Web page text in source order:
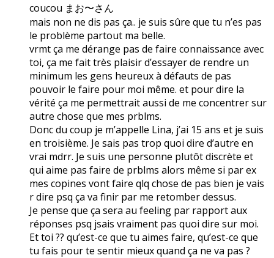
coucou まお〜さん
mais non ne dis pas ça.. je suis sûre que tu n’es pas
le problème partout ma belle.
vrmt ça me dérange pas de faire connaissance avec
toi, ça me fait très plaisir d’essayer de rendre un
minimum les gens heureux à défauts de pas
pouvoir le faire pour moi même. et pour dire la
vérité ça me permettrait aussi de me concentrer sur
autre chose que mes prblms.
Donc du coup je m’appelle Lina, j’ai 15 ans et je suis
en troisième. Je sais pas trop quoi dire d’autre en
vrai mdrr. Je suis une personne plutôt discrète et
qui aime pas faire de prblms alors même si par ex
mes copines vont faire qlq chose de pas bien je vais
r dire psq ça va finir par me retomber dessus.
Je pense que ça sera au feeling par rapport aux
réponses psq jsais vraiment pas quoi dire sur moi.
Et toi ?? qu’est-ce que tu aimes faire, qu’est-ce que
tu fais pour te sentir mieux quand ça ne va pas ?